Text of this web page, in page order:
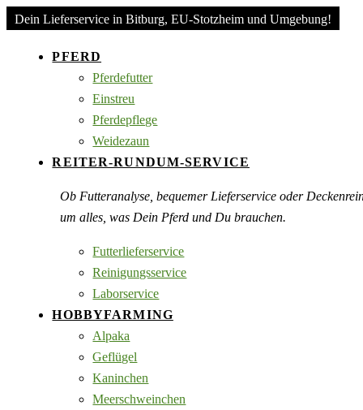
Dein Lieferservice in Bitburg, EU-Stotzheim und Umgebung!
PFERD
Pferdefutter
Einstreu
Pferdepflege
Weidezaun
REITER-RUNDUM-SERVICE
Ob Futteranalyse, bequemer Lieferservice oder
um alles, was Dein Pferd und Du brauchen.
Futterlieferservice
Reinigungsservice
Laborservice
HOBBYFARMING
Alpaka
Geflügel
Kaninchen
Meerschweinchen